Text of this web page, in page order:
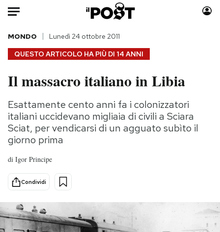
Auto
HOME
Italia
Politica
Internet
Economia
Moda
Consumismi
Storie/Idee
QUESTO ARTICOLO HA PIÙ DI 14 ANNI
MONDO Lunedì 24 ottobre 2011
Il massacro italiano in Libia
Esattamente cento anni fa i colonizzatori
italiani uccidevano migliaia di civili a Sciara
Sciat, per vendicarsi di un agguato subìto il
giorno prima
di Igor Principe
Condividi